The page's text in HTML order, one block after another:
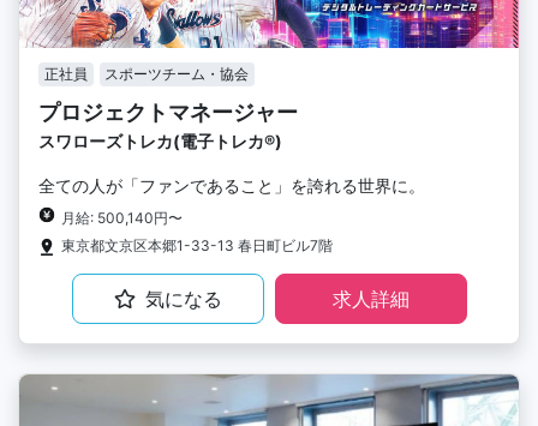
正社員 スポーツチーム・協会
プロジェクトマネージャー
スワローズトレカ(電子トレカ®︎)
全ての人が「ファンであること」を誇れる世界に。
月給: 500,140円〜
東京都文京区本郷1-33-13 春日町ビル7階
気になる 求人詳細